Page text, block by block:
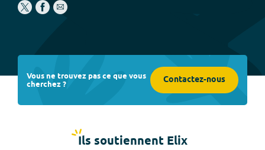
Vous ne trouvez pas ce que vous
cherchez ? Contactez-nous
Ils soutiennent Elix